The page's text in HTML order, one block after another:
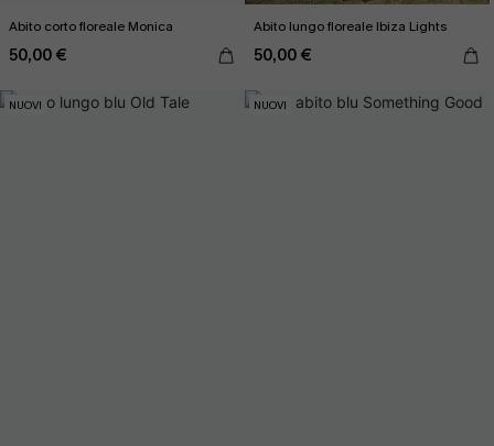
Abito corto floreale Monica
50,00 €
Abito lungo floreale Ibiza Lights
50,00 €
NUOVI NUOVI